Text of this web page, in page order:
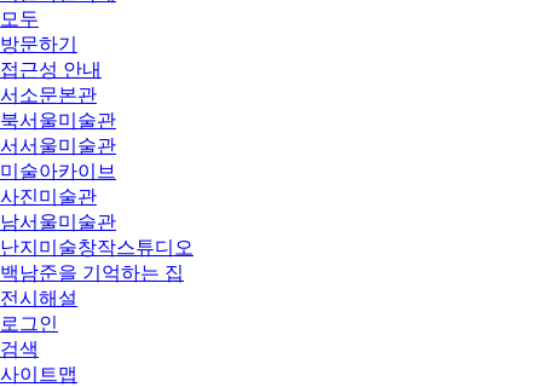
모두
방문하기
접근성 안내
서소문본관
북서울미술관
서서울미술관
미술아카이브
사진미술관
남서울미술관
난지미술창작스튜디오
백남준을 기억하는 집
전시해설
로그인
검색
사이트맵